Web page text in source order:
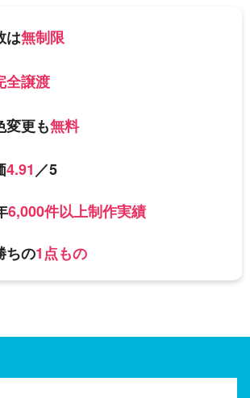
は無制限
全譲渡
変更も無料
4.91／5
6,000件以上制作実績
ちの1点もの